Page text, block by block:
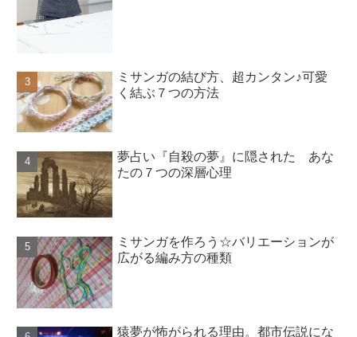
ミサンガの結び方、超カンタン♪可愛
く結ぶ７つの方法
夢占い『自殺の夢』に隠された あな
たの７つの深層心理
ミサンガを作ろう☆バリエーションが
広がる編み方の種類
猿夢が怖がられる理由。都市伝説にな